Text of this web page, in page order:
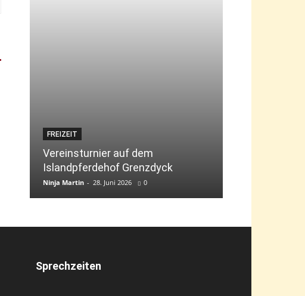
FREIZEIT
Vereinsturnier auf dem
Islandpferdehof Grenzdyck
Ninja Martin - 28. Juni 2026 0
Sprechzeiten